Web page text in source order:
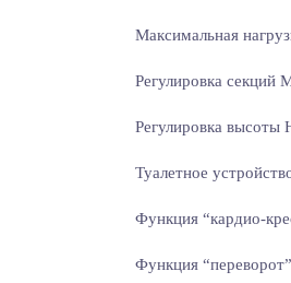
Максимальная
Регулировка секций
Регулировка высоты
Туалетное
Функция “кардио-
Функция